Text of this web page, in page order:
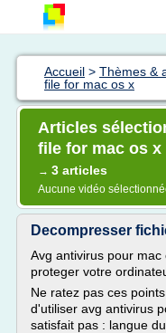
Accueil > Thèmes &
file for mac os x
Articles
file for mac os x
→ 3 articles
Aucune vidéo
Decompresser
Avg antivirus pour
proteger votre
Ne ratez pas ces
d'utiliser avg antivirus
satisfait pas : langue